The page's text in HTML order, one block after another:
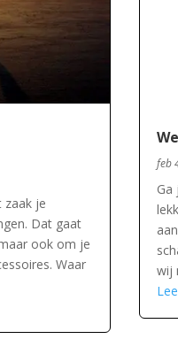
zaak je
Dat gaat
ook om je
Waar
feb
Ga
wij